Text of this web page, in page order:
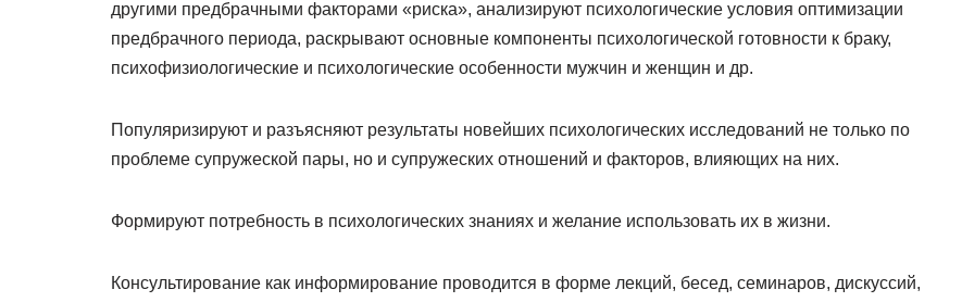
другими предбрачными факторами «риска», анализируют психологические условия оптимизации
предбрачного периода, раскрывают основные компоненты психологической готовности к браку,
психофизиологические и психологические особенности мужчин и женщин и др.
Популяризируют и разъясняют результаты новейших психологических исследований не только по
проблеме супружеской пары, но и супружеских отношений и факторов, влияющих на них.
Формируют потребность в психологических знаниях и желание использовать их в жизни.
Консультирование как информирование проводится в форме лекций, бесед, семинаров, дискуссий,